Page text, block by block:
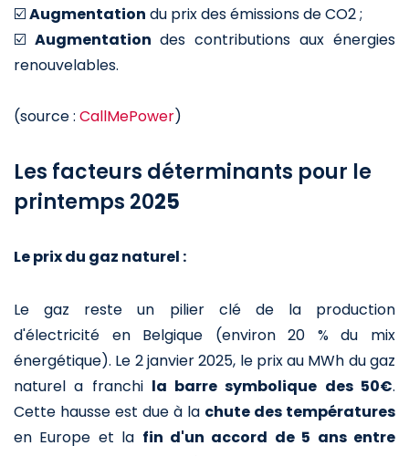
☑️Augmentation du prix des émissions de CO2 ;
☑️ Augmentation des contributions aux énergies
renouvelables.
(source : CallMePower)
Les facteurs déterminants pour le
printemps 2025
Le prix du gaz naturel :
Le gaz reste un pilier clé de la production
d'électricité en Belgique (environ 20 % du mix
énergétique). Le 2 janvier 2025, le prix au MWh du gaz
naturel a franchi la barre symbolique des 50€.
Cette hausse est due à la chute des températures
en Europe et la fin d'un accord de 5 ans entre